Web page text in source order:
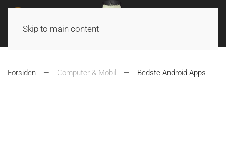
Skip to main content
Forsiden Computer & Mobil Bedste Android Apps